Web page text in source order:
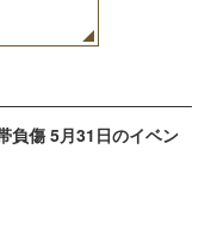
負傷 5月31日のイベン